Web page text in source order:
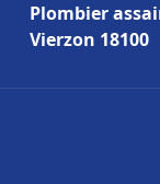
Plombier
Vierzon 18100